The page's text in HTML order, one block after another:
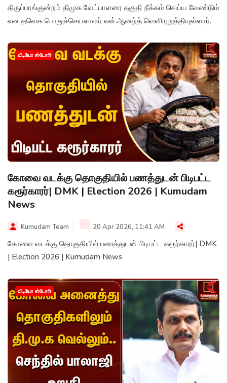
திருப்பரங்குன்றம் திமுக வேட்பாளரை தகுதி நீக்கம் செய்ய வேண்டும்
என தவெக பொதுச்செயலாளர் என்.ஆனந்த் வெளியுறுத்தியுள்ளார்.
வீடியோ ஸ்டோரி
கோவை வடக்கு தொகுதியில் பணத்துடன் பிடிபட்ட
கரூர்காரர்| DMK | Election 2026 | Kumudam
News
Kumudam Team 20 Apr 2026, 11:41 AM
கோவை வடக்கு தொகுதியில் பணத்துடன் பிடிபட்ட கரூர்காரர்| DMK
| Election 2026 | Kumudam News
வீடியோ ஸ்டோரி